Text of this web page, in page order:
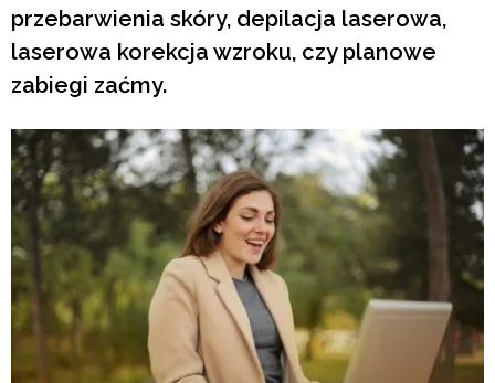
przebarwienia skóry, depilacja laserowa,
laserowa korekcja wzroku, czy planowe
zabiegi zaćmy.